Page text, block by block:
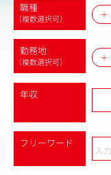
職種
（複数選択可）
勤務地
（複数選択可）
年収
フリーワード